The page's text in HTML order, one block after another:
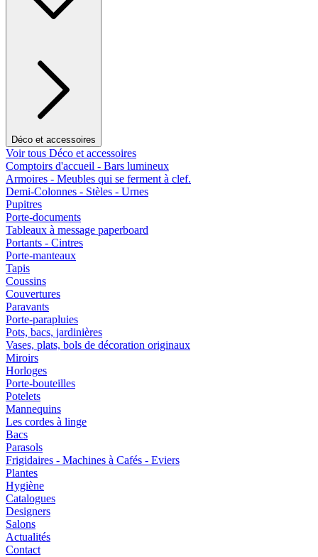
Déco et accessoires
Voir tous Déco et accessoires
Comptoirs d'accueil - Bars lumineux
Armoires - Meubles qui se ferment à clef.
Demi-Colonnes - Stèles - Urnes
Pupitres
Porte-documents
Tableaux à message paperboard
Portants - Cintres
Porte-manteaux
Tapis
Coussins
Couvertures
Paravants
Porte-parapluies
Pots, bacs, jardinières
Vases, plats, bols de décoration originaux
Miroirs
Horloges
Porte-bouteilles
Potelets
Mannequins
Les cordes à linge
Bacs
Parasols
Frigidaires - Machines à Cafés - Eviers
Plantes
Hygiène
Catalogues
Designers
Salons
Actualités
Contact